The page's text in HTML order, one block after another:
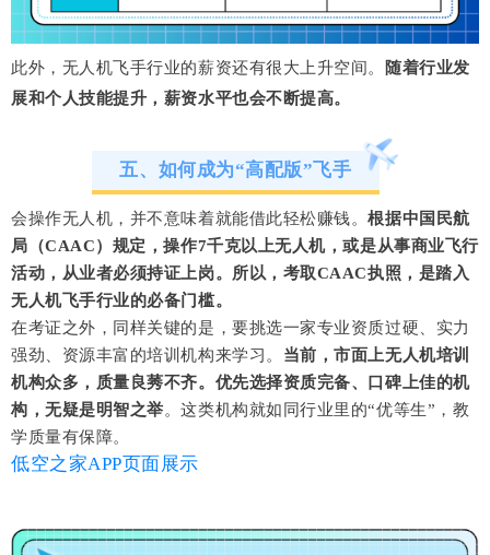
此外，无人机飞手行业的薪资还有很大上升空间。
随着行业发
展和个人技能提升，薪资水平也会不断提高。
五、如何成为“高配版”飞手
会操作无人机，并不意味着就能借此轻松赚钱。根据中国民航
局（CAAC）规定，操作7千克以上无人机，或是从事商业飞行
活动，从业者必须持证上岗。所以，考取CAAC执照，是踏入
无人机飞手行业的必备门槛。
在考证之外，同样关键的是，要挑选一家专业资质过硬、实力
强劲、资源丰富的培训机构来学习。 当前，市面上无人机培训
机构众多，质量良莠不齐。优先选择资质完备、口碑上佳的机
构，无疑是明智之举。这类机构就如同行业里的“优等生”，教
学质量有保障。
低空之家APP页面展示